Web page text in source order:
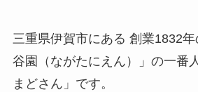
三重県伊賀市にある 創業1832
谷園（ながたにえん）」の一番
まどさん」です。